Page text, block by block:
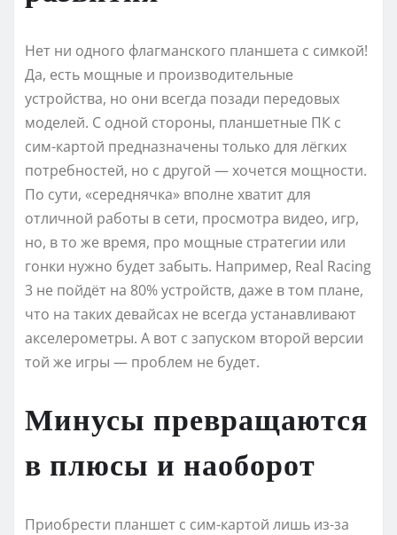
Нет ни одного флагманского планшета с симкой!
Да, есть мощные и производительные
устройства, но они всегда позади передовых
моделей. С одной стороны, планшетные ПК с
сим-картой предназначены только для лёгких
потребностей, но с другой — хочется мощности.
По сути, «середнячка» вполне хватит для
отличной работы в сети, просмотра видео, игр,
но, в то же время, про мощные стратегии или
гонки нужно будет забыть. Например, Real Racing
3 не пойдёт на 80% устройств, даже в том плане,
что на таких девайсах не всегда устанавливают
акселерометры. А вот с запуском второй версии
той же игры — проблем не будет.
Минусы превращаются
в плюсы и наоборот
Приобрести планшет с сим-картой лишь из-за